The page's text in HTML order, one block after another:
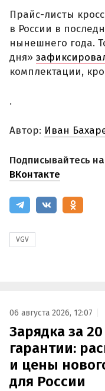
Прайс-листы
в России в
нынешнего года.
дня»
комплектации,
.
Автор: Иван
Подписывайтесь
ВКонтакте
VGV
06 августа 2026, 12:07
Зарядка за
гарантии:
и цены
для России